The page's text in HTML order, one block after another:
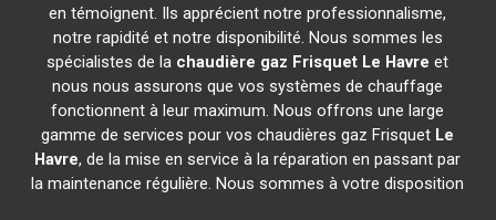
en témoignent. Ils apprécient notre professionnalisme,
notre rapidité et notre disponibilité. Nous sommes les
spécialistes de la chaudière gaz Frisquet Le Havre et
nous nous assurons que vos systèmes de chauffage
fonctionnent à leur maximum. Nous offrons une large
gamme de services pour vos chaudières gaz Frisquet Le
Havre, de la mise en service à la réparation en passant par
la maintenance régulière. Nous sommes à votre disposition